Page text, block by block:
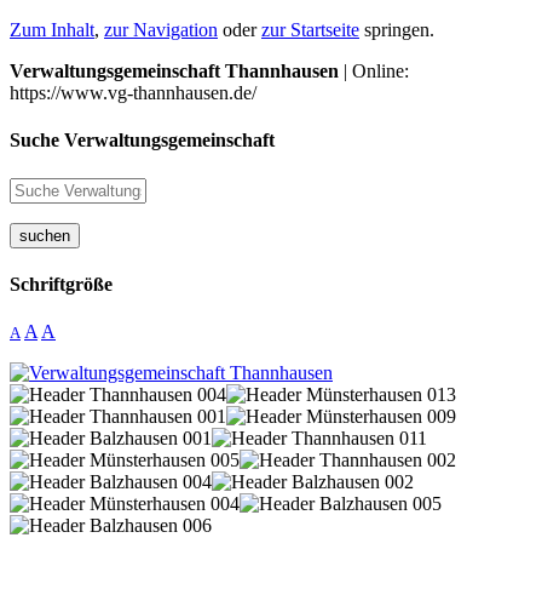
Zum Inhalt, zur Navigation oderzur Startseite springen.
Verwaltungsgemeinschaft Thannhausen | Online:
https://www.vg-thannhausen.de/
Suche Verwaltungsgemeinschaft
suchen
Schriftgröße
A A A